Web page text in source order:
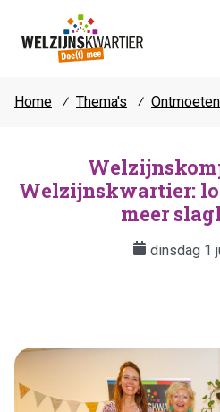
Home ⁄ Thema's ⁄ Ontmoeten
Welzijnskwartier:
meer
dinsdag 1